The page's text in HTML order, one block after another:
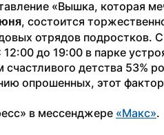
«Вышка, которая
, состоится
отрядов подростков.
до 19:00 в парке
детства 53%
опрошенных, этот
в мессенджере «Макс».